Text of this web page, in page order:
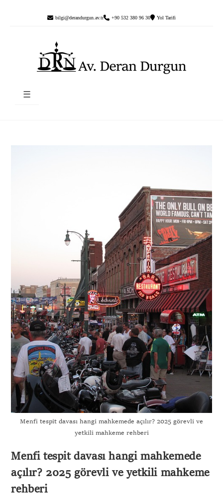
bilgi@derandurgun.av.tr +90 532 380 96 30 Yol Tarifi
☰
Menfi tespit davası hangi mahkemede açılır? 2025 görevli ve
yetkili mahkeme rehberi
Menfi tespit davası hangi mahkemede
açılır? 2025 görevli ve yetkili mahkeme
rehberi